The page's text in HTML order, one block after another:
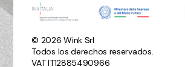
© 2026 Wink Srl
Todos los derechos reservados.
VAT IT12885490966